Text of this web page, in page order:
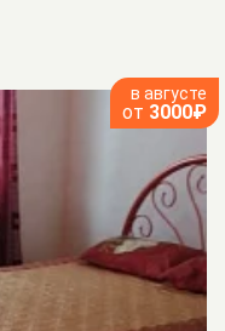
в августе
от 3000₽